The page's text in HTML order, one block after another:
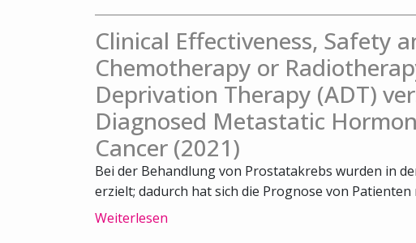
Clinical Effectiveness, Safety
Chemotherapy or
Deprivation Therapy (ADT)
Diagnosed Metastatic
Cancer (2021)
Bei der Behandlung von Prostatakrebs wurden in
erzielt; dadurch hat sich die Prognose von Patienten
Weiterlesen